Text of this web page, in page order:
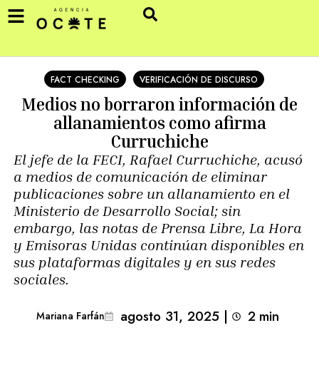
FACT CHECKING VERIFICACIÓN DE DISCURSO
Medios no borraron información de
allanamientos como afirma
Curruchiche
El jefe de la FECI, Rafael Curruchiche, acusó
a medios de comunicación de eliminar
publicaciones sobre un allanamiento en el
Ministerio de Desarrollo Social; sin
embargo, las notas de Prensa Libre, La Hora
y Emisoras Unidas continúan disponibles en
sus plataformas digitales y en sus redes
sociales.
Mariana Farfán agosto 31, 2025 | 2 min